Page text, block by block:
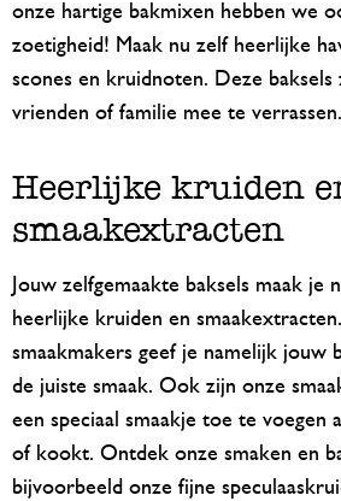
onze hartige bakmixen hebben we
zoetigheid! Maak nu zelf heerlijke
scones en kruidnoten. Deze
vrienden of familie mee te verrassen.
Heerlijke kruiden
smaakextracten
Jouw zelfgemaakte baksels maak je
heerlijke kruiden en
smaakmakers geef je namelijk jouw
de juiste smaak. Ook zijn onze
een speciaal smaakje toe te voegen
of kookt. Ontdek onze smaken en
bijvoorbeeld onze fijne